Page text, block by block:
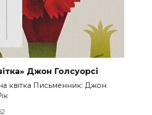
Джон Голсуорсі
квітка Письменник: Джон